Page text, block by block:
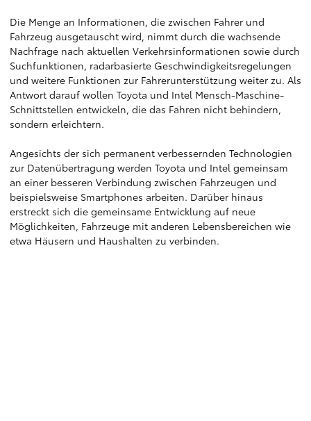
Die Menge an Informationen, die zwischen Fahrer und
Fahrzeug ausgetauscht wird, nimmt durch die wachsende
Nachfrage nach aktuellen Verkehrsinformationen sowie durch
Suchfunktionen, radarbasierte Geschwindigkeitsregelungen
und weitere Funktionen zur Fahrerunterstützung weiter zu. Als
Antwort darauf wollen Toyota und Intel Mensch-Maschine-
Schnittstellen entwickeln, die das Fahren nicht behindern,
sondern erleichtern.
Angesichts der sich permanent verbessernden Technologien
zur Datenübertragung werden Toyota und Intel gemeinsam
an einer besseren Verbindung zwischen Fahrzeugen und
beispielsweise Smartphones arbeiten. Darüber hinaus
erstreckt sich die gemeinsame Entwicklung auf neue
Möglichkeiten, Fahrzeuge mit anderen Lebensbereichen wie
etwa Häusern und Haushalten zu verbinden.